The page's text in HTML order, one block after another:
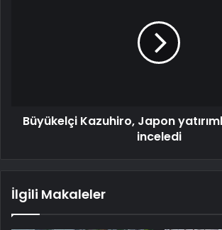
Büyükelçi Kazuhiro, Japon
inceledi
İlgili Makaleler